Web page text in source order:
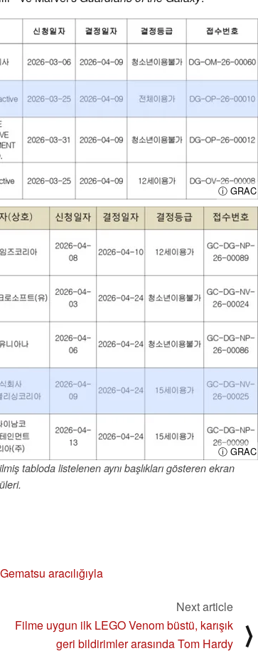
ⓘ GRAC
ⓘ GRAC
tabloda listelenen aynı başlıkları gösteren ekran
Gematsu aracılığıyla
Next article
Filme uygun ilk LEGO Venom büstü, karışık
geri bildirimler arasında Tom Hardy
⟩